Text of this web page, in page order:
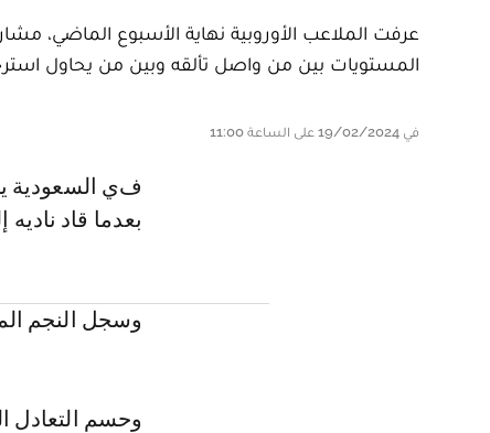
عرفت الملاعب الأوروبية نهاية الأسبوع الماضي،
المستويات بين من واصل تألقه وبين من يحاول
في 19/02/2024 على الساعة 11:00
في السعودية يواصل الدولي المغربي عبد الرزاق حمد الله، مهاجم الاتحاد، تألقه
بعدما قاد
وسجل النجم
وحسم التعادل